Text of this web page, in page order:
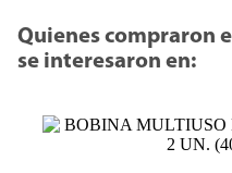
Quienes compraron
se interesaron en: